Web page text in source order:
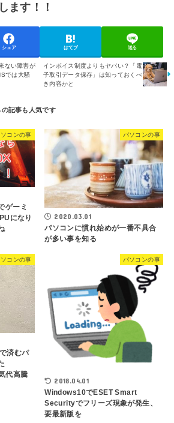
ます！！
シェア はてブ 送る
インボイス制度よりもヤバい？「電
子取引データ保存」は知っておくべ
き内容かと
ない障害が
では大騒
コンの事
ゲーミ
になり
パソコンの事
2020.03.01
パソコンに慣れ始めが一番不具合
が多い事を知る
コンの事
済むパ
代高騰
パソコンの事
2018.04.01
Windows10でESET Smart
Securityでフリーズ現象が発生、
要最新版を